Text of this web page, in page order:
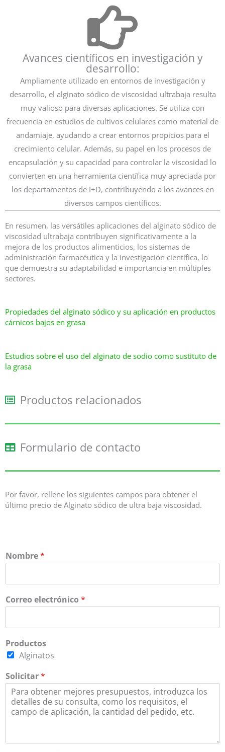
Avances científicos en investigación y
desarrollo:
Ampliamente utilizado en entornos de investigación y
desarrollo, el alginato sódico de viscosidad ultrabaja resulta
muy valioso para diversas aplicaciones. Se utiliza con
frecuencia en estudios de cultivos celulares como material de
andamiaje, ayudando a crear entornos propicios para el
crecimiento celular. Además, su papel en los procesos de
encapsulación y su capacidad para controlar la viscosidad lo
convierten en una herramienta científica muy apreciada por
los departamentos de I+D, contribuyendo a los avances en
diversos campos científicos.
En resumen, las versátiles aplicaciones del alginato sódico de
viscosidad ultrabaja contribuyen significativamente a la
mejora de los productos alimenticios, los sistemas de
administración farmacéutica y la investigación científica, lo
que demuestra su adaptabilidad e importancia en múltiples
sectores.
Propiedades del alginato sódico y su aplicación en productos
cárnicos bajos en grasa
Estudios sobre el uso del alginato de sodio como sustituto de
la grasa
Productos relacionados
Formulario de contacto
Por favor, rellene los siguientes campos para obtener el
último precio de Alginato sódico de ultra baja viscosidad.
Nombre*
Correo electrónico *
Productos
Alginatos
Solicitar*